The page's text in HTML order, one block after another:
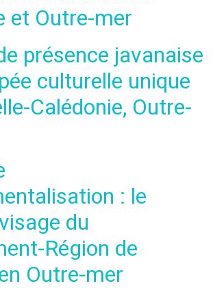
et Outre-mer
présence javanaise
culturelle unique
Calédonie, Outre-
: le
du
Région de
Outre-mer